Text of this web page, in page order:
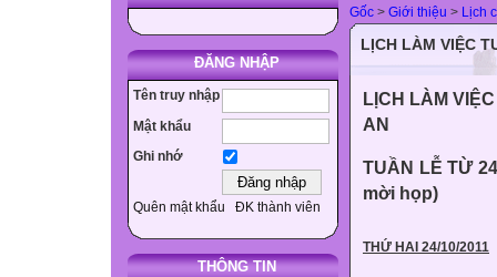
ĐĂNG NHẬP
Tên truy nhập
Mật khẩu
Ghi nhớ
Quên mật khẩu ĐK thành viên
THÔNG TIN
Gốc > Giới thiệu > Lịch
LỊCH LÀM VIỆC
LỊCH LÀM
AN
TUẦN LỄ TỪ
mời họp)
THỨ HAI 24/10/2011